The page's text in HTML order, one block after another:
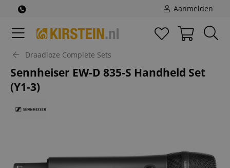
Aanmelden
Draadloze Complete Sets
Sennheiser EW-D 835-S Handheld Set
(Y1-3)